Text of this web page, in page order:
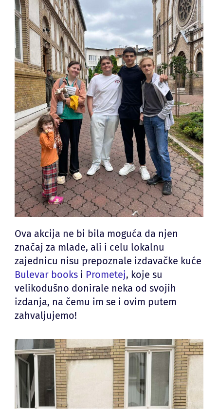
Ova akcija ne bi bila moguća da njen
značaj za mlade, ali i celu lokalnu
zajednicu nisu prepoznale izdavačke kuće
Bulevar books i Prometej, koje su
velikodušno donirale neka od svojih
izdanja, na čemu im se i ovim putem
zahvaljujemo!